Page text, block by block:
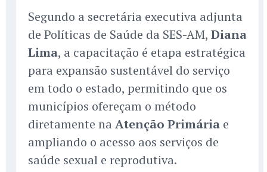
Segundo a secretária executiva adjunta
de Políticas de Saúde da SES-AM, Diana
Lima, a capacitação é etapa estratégica
para expansão sustentável do serviço
em todo o estado, permitindo que os
municípios ofereçam o método
diretamente na Atenção Primária e
ampliando o acesso aos serviços de
saúde sexual e reprodutiva.